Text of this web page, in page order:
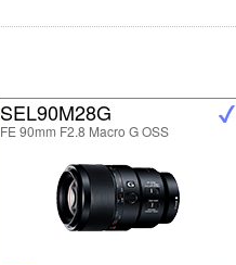
SEL90M28G
FE 90mm F2.8 Macro G OSS